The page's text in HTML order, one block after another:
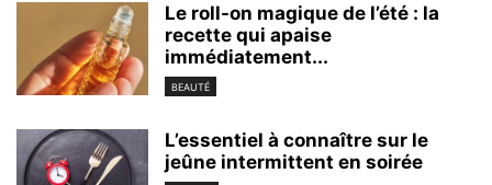
Le roll-on magique de l’été : la
recette qui apaise
immédiatement...
BEAUTÉ
L’essentiel à connaître sur le
jeûne intermittent en soirée